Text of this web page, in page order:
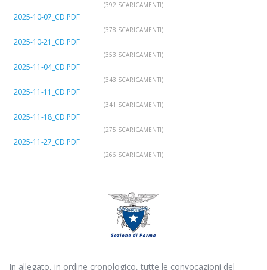
(392 SCARICAMENTI)
2025-10-07_CD.PDF
(378 SCARICAMENTI)
2025-10-21_CD.PDF
(353 SCARICAMENTI)
2025-11-04_CD.PDF
(343 SCARICAMENTI)
2025-11-11_CD.PDF
(341 SCARICAMENTI)
2025-11-18_CD.PDF
(275 SCARICAMENTI)
2025-11-27_CD.PDF
(266 SCARICAMENTI)
In allegato, in ordine cronologico, tutte le convocazioni del